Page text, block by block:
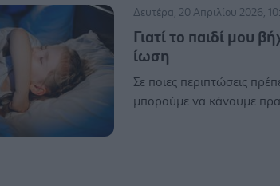
Δευτέρα, 20 Απριλίου 2026,
Γιατί το παιδί μου
ίωση
Σε ποιες περιπτώσεις
μπορούμε να κάνουμε